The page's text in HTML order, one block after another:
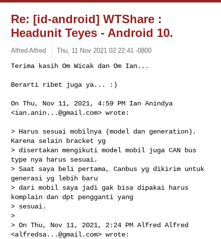
Re: [id-android] WTShare :
Headunit Teyes - Android 10.
Alfred Alfred Thu, 11 Nov 2021 02:22:41 -0800
Terima kasih Om Wicak dan Om Ian...
Berarti ribet juga ya... :)
On Thu, Nov 11, 2021, 4:59 PM Ian Anindya
<ian.anin...@gmail.com> wrote:
> Harus sesuai mobilnya (model dan generation).
Karena selain bracket yg
> disertakan mengikuti model mobil juga CAN bus
type nya harus sesuai.
> Saat saya beli pertama, Canbus yg dikirim untuk
generasi yg lebih baru
> dari mobil saya jadi gak bisa dipakai harus
komplain dan dpt pengganti yang
> sesuai.
>
> On Thu, Nov 11, 2021, 2:24 PM Alfred Alfred
<alfredsa...@gmail.com> wrote: